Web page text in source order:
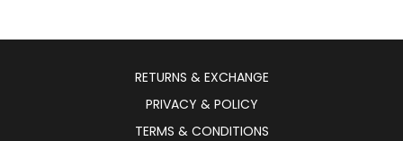
RETURNS & EXCHANGE
PRIVACY & POLICY
TERMS & CONDITIONS